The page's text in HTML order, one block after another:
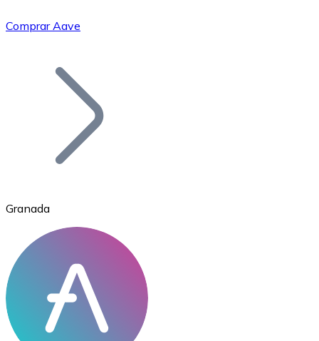
Bitcoin
Ethereum
ETH
Comprar Aave
Granada